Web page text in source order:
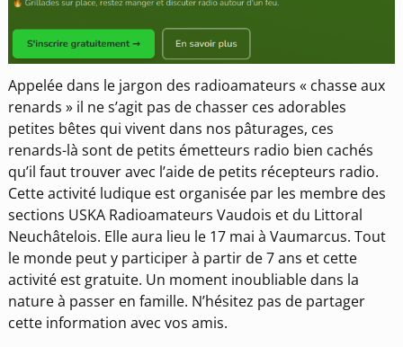
Appelée dans le jargon des radioamateurs « chasse aux
renards » il ne s’agit pas de chasser ces adorables
petites bêtes qui vivent dans nos pâturages, ces
renards-là sont de petits émetteurs radio bien cachés
qu’il faut trouver avec l’aide de petits récepteurs radio.
Cette activité ludique est organisée par les membre des
sections USKA Radioamateurs Vaudois et du Littoral
Neuchâtelois. Elle aura lieu le 17 mai à Vaumarcus. Tout
le monde peut y participer à partir de 7 ans et cette
activité est gratuite. Un moment inoubliable dans la
nature à passer en famille. N’hésitez pas de partager
cette information avec vos amis.